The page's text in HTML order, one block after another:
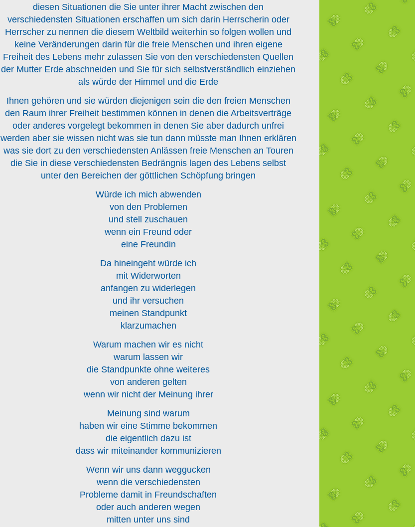
diesen Situationen die Sie unter ihrer Macht zwischen den
verschiedensten Situationen erschaffen um sich darin Herrscherin oder
Herrscher zu nennen die diesem Weltbild weiterhin so folgen wollen und
keine Veränderungen darin für die freie Menschen und ihren eigene
Freiheit des Lebens mehr zulassen Sie von den verschiedensten Quellen
der Mutter Erde abschneiden und Sie für sich selbstverständlich einziehen
als würde der Himmel und die Erde
Ihnen gehören und sie würden diejenigen sein die den freien Menschen
den Raum ihrer Freiheit bestimmen können in denen die Arbeitsverträge
oder anderes vorgelegt bekommen in denen Sie aber dadurch unfrei
werden aber sie wissen nicht was sie tun dann müsste man Ihnen erklären
was sie dort zu den verschiedensten Anlässen freie Menschen an Touren
die Sie in diese verschiedensten Bedrängnis lagen des Lebens selbst
unter den Bereichen der göttlichen Schöpfung bringen
Würde ich mich abwenden
von den Problemen
und stell zuschauen
wenn ein Freund oder
eine Freundin
Da hineingeht würde ich
mit Widerworten
anfangen zu widerlegen
und ihr versuchen
meinen Standpunkt
klarzumachen
Warum machen wir es nicht
warum lassen wir
die Standpunkte ohne weiteres
von anderen gelten
wenn wir nicht der Meinung ihrer
Meinung sind warum
haben wir eine Stimme bekommen
die eigentlich dazu ist
dass wir miteinander kommunizieren
Wenn wir uns dann weggucken
wenn die verschiedensten
Probleme damit in Freundschaften
oder auch anderen wegen
mitten unter uns sind